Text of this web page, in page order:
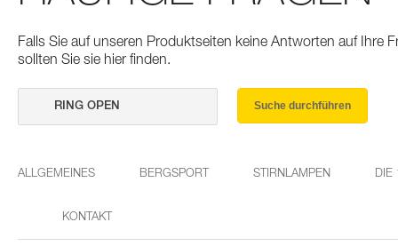
Falls Sie auf unseren Produktseiten keine Antworten auf Ihre
sollten Sie sie hier finden.
Suche durchführen
ALLGEMEINES BERGSPORT STIRNLAMPEN DIE
KONTAKT